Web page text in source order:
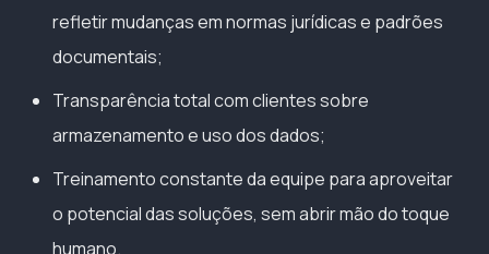
refletir mudanças em normas jurídicas e padrões
documentais;
Transparência total com clientes sobre
armazenamento e uso dos dados;
Treinamento constante da equipe para aproveitar
o potencial das soluções, sem abrir mão do toque
humano.